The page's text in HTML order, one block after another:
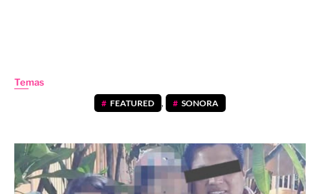
Temas
FEATURED , SONORA